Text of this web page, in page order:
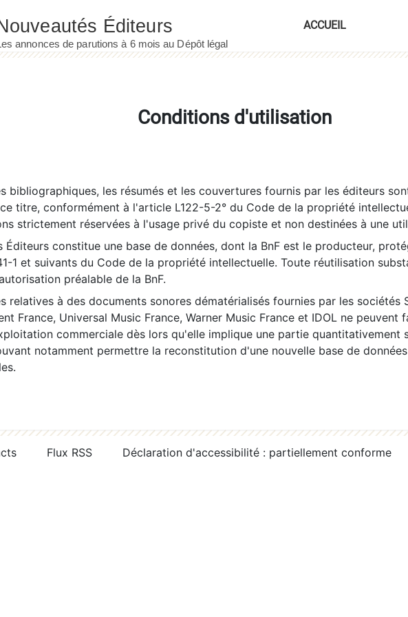
ACCUEIL
Conditions d'utilisation
bibliographiques, les résumés et les couvertures fournis par les éditeurs
titre, conformément à l'article L122-5-2° du Code de la propriété
strictement réservées à l'usage privé du copiste et non destinées à une
Éditeurs constitue une base de données, dont la BnF est le producteur,
1 et suivants du Code de la propriété intellectuelle. Toute réutilisation
préalable de la BnF.
relatives à des documents sonores dématérialisés fournies par les sociétés
France, Universal Music France, Warner Music France et IDOL ne peuvent
commerciale dès lors qu'elle implique une partie quantitativement
notamment permettre la reconstitution d'une nouvelle base de
Flux RSS Déclaration d'accessibilité : partiellement conforme